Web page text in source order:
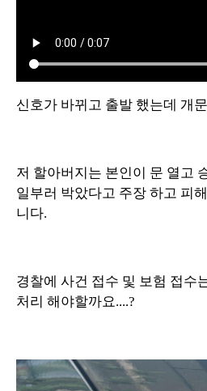
신호가 바뀌고 출발 했는데 개
저 할아버지는 본인이 문 열고
일부러 박았다고 주장 하고 피
니다.
경찰에 사건 접수 및 보험 접수
처리 해야할까요....?